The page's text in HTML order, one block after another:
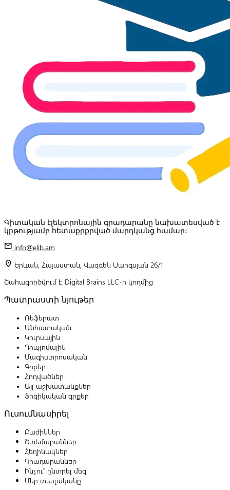
Գիտական էլեկտրոնային գրադարանը նախատեսված է
կրթությամբ հետաքրքրված մարդկանց համար:
mail info@elib.am
location_on Երևան, Հայաստան, Վազգեն Սարգսյան 26/1
Շահագործվում է Digital Brains LLC-ի կողմից
Պատրաստի նյութեր
Ռեֆերատ
Անհատական
Կուրսային
Դիպլոմային
Մագիստրոսական
Գրքեր
Հոդվածներ
Այլ աշխատանքներ
Ֆիզիկական գրքեր
Ուսումնասիրել
Բաժիններ
Շտեմարաններ
Հեղինակներ
Գրադարաններ
Ինչու՞ ընտրել մեզ
Մեր տեսլականը